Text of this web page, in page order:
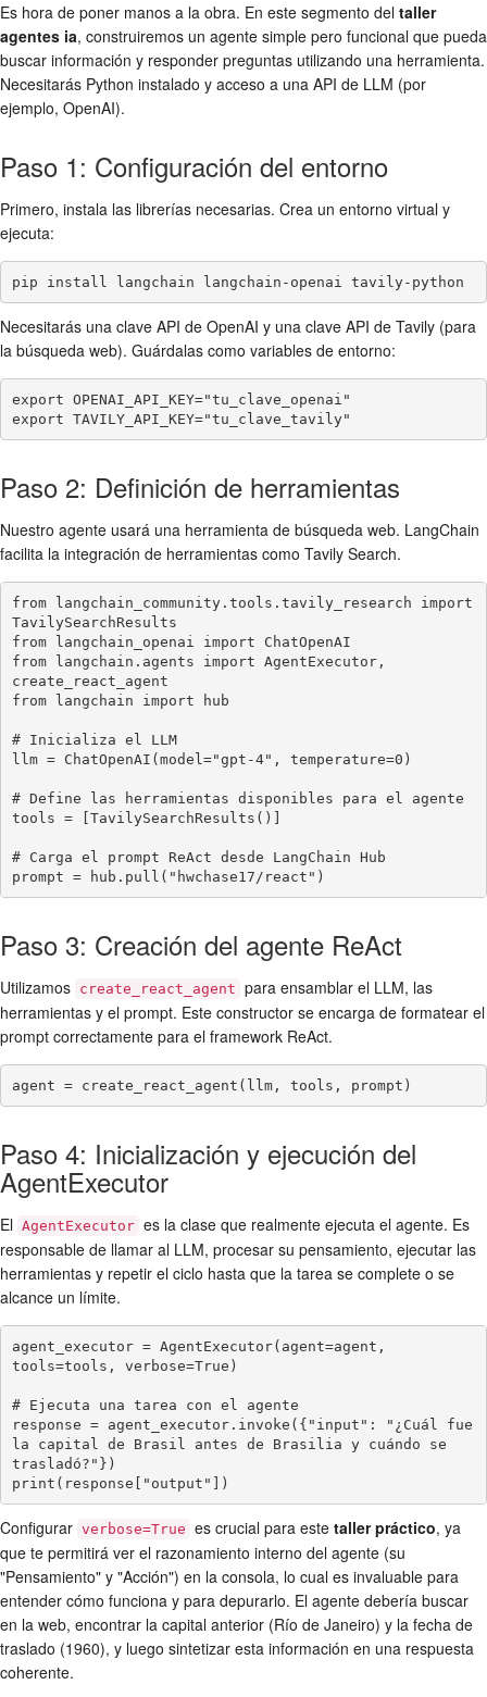
Es hora de poner manos a la obra. En este segmento del taller
agentes ia, construiremos un agente simple pero funcional que pueda
buscar información y responder preguntas utilizando una herramienta.
Necesitarás Python instalado y acceso a una API de LLM (por
ejemplo, OpenAI).
Paso 1: Configuración del entorno
Primero, instala las librerías necesarias. Crea un entorno virtual y
ejecuta:
pip install langchain langchain-openai tavily-python
Necesitarás una clave API de OpenAI y una clave API de Tavily (para
la búsqueda web). Guárdalas como variables de entorno:
export OPENAI_API_KEY="tu_clave_openai"
export TAVILY_API_KEY="tu_clave_tavily"
Paso 2: Definición de herramientas
Nuestro agente usará una herramienta de búsqueda web. LangChain
facilita la integración de herramientas como Tavily Search.
from langchain_community.tools.tavily_research import
TavilySearchResults
from langchain_openai import ChatOpenAI
from langchain.agents import AgentExecutor,
create_react_agent
from langchain import hub
# Inicializa el LLM
llm = ChatOpenAI(model="gpt-4", temperature=0)
# Define las herramientas disponibles para el agente
tools = [TavilySearchResults()]
# Carga el prompt ReAct desde LangChain Hub
prompt = hub.pull("hwchase17/react")
Paso 3: Creación del agente ReAct
Utilizamos create_react_agent para ensamblar el LLM, las
herramientas y el prompt. Este constructor se encarga de formatear el
prompt correctamente para el framework ReAct.
agent = create_react_agent(llm, tools, prompt)
Paso 4: Inicialización y ejecución del
AgentExecutor
El AgentExecutor es la clase que realmente ejecuta el agente. Es
responsable de llamar al LLM, procesar su pensamiento, ejecutar las
herramientas y repetir el ciclo hasta que la tarea se complete o se
alcance un límite.
agent_executor = AgentExecutor(agent=agent,
tools=tools, verbose=True)
# Ejecuta una tarea con el agente
response = agent_executor.invoke({"input": "¿Cuál fue
la capital de Brasil antes de Brasilia y cuándo se
trasladó?"})
print(response["output"])
Configurar verbose=True es crucial para este taller práctico, ya
que te permitirá ver el razonamiento interno del agente (su
"Pensamiento" y "Acción") en la consola, lo cual es invaluable para
entender cómo funciona y para depurarlo. El agente debería buscar
en la web, encontrar la capital anterior (Río de Janeiro) y la fecha de
traslado (1960), y luego sintetizar esta información en una respuesta
coherente.